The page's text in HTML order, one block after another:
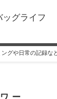
ッグライフ
ングや日常の記録な